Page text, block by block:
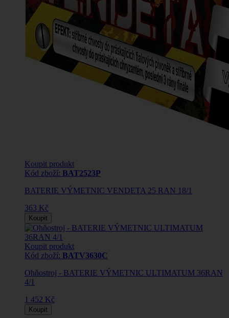
Koupit produkt
Kód zboží: BAT2523P
BATERIE VÝMETNIC VENDETA 25 RAN 18/1
363 Kč
Koupit
Koupit produkt
Kód zboží: BATV3630C
Ohňostroj - BATERIE VÝMETNIC ULTIMATUM 36RAN
4/1
1 452 Kč
Koupit